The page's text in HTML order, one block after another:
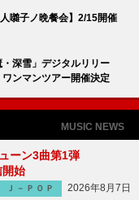
囃子ノ晩餐会】2/15開催
深雪」デジタルリリー
ンマンツアー開催決定
MUSIC NEWS
ーン3曲第1弾
開始
Ｊ－ＰＯＰ
2026年8月7日